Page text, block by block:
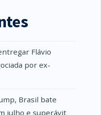
Flávio
por ex-
Brasil bate
julho e superávit